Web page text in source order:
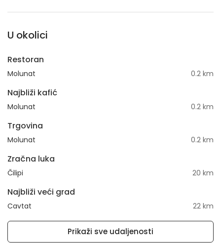
U okolici
Restoran
Molunat 0.2 km
Najbliži kafić
Molunat 0.2 km
Trgovina
Molunat 0.2 km
Zračna luka
Čilipi 20 km
Najbliži veći grad
Cavtat 22 km
Prikaži sve udaljenosti